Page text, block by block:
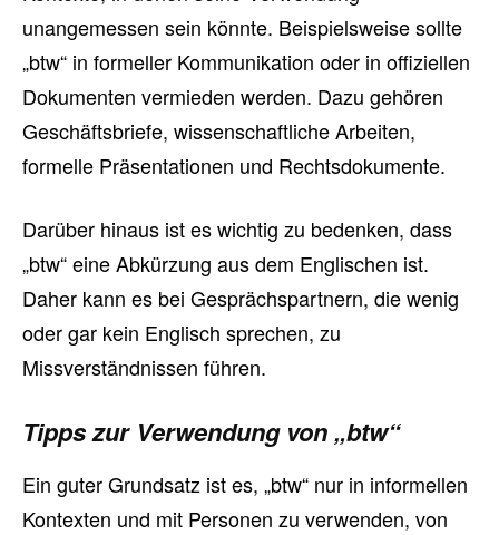
unangemessen sein könnte. Beispielsweise sollte
„btw“ in formeller Kommunikation oder in offiziellen
Dokumenten vermieden werden. Dazu gehören
Geschäftsbriefe, wissenschaftliche Arbeiten,
formelle Präsentationen und Rechtsdokumente.
Darüber hinaus ist es wichtig zu bedenken, dass
„btw“ eine Abkürzung aus dem Englischen ist.
Daher kann es bei Gesprächspartnern, die wenig
oder gar kein Englisch sprechen, zu
Missverständnissen führen.
Tipps zur Verwendung von „btw“
Ein guter Grundsatz ist es, „btw“ nur in informellen
Kontexten und mit Personen zu verwenden, von